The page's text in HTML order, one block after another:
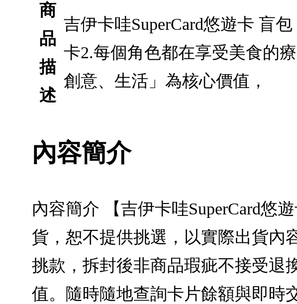
商
品
描
述
吉伊卡哇SuperCard悠遊卡 盲
卡2.每個角色都在享受美食的
創意、生活」為核心價值，
內容簡介
內容簡介 【吉伊卡哇SuperCard悠
貨，恕不提供挑選，以實際出貨內
挑款，拆封後非商品瑕疵不接受退
值。隨時隨地查詢卡片餘額與即時